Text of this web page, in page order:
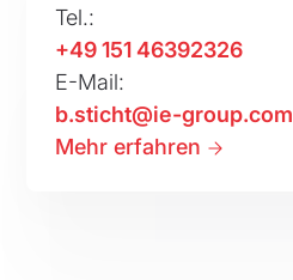
Tel.:
+49 151 46392326
E-Mail:
b.sticht@ie-group.com
Mehr erfahren